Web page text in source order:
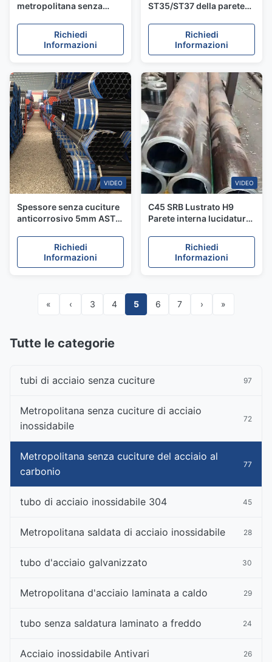
metropolitana senza
carbonio del grado B per
temperatura elevata
Richiedi
Informazioni
ST35/ST37 della parete
senza cuciture sottile del
carbonio per industria
automobilistica
Richiedi
Informazioni
VIDEO
Spessore senza cuciture
anticorrosivo 5mm ASTM
Gr.B/DIN17175 del tubo
d'acciaio
Richiedi
Informazioni
VIDEO
C45 SRB Lustrato H9
Parete interna lucidatura
carbonio senza saldatura
per tubi a pressione
d'aria
Richiedi
Informazioni
« ‹ 3 4 5 6 7 › »
Tutte le categorie
tubi di acciaio senza cuciture 97
Metropolitana senza cuciture di acciaio
inossidabile
72
Metropolitana senza cuciture del acciaio al
carbonio
77
tubo di acciaio inossidabile 304 45
Metropolitana saldata di acciaio inossidabile 28
tubo d'acciaio galvanizzato 30
Metropolitana d'acciaio laminata a caldo 29
tubo senza saldatura laminato a freddo 24
Acciaio inossidabile Antivari 26